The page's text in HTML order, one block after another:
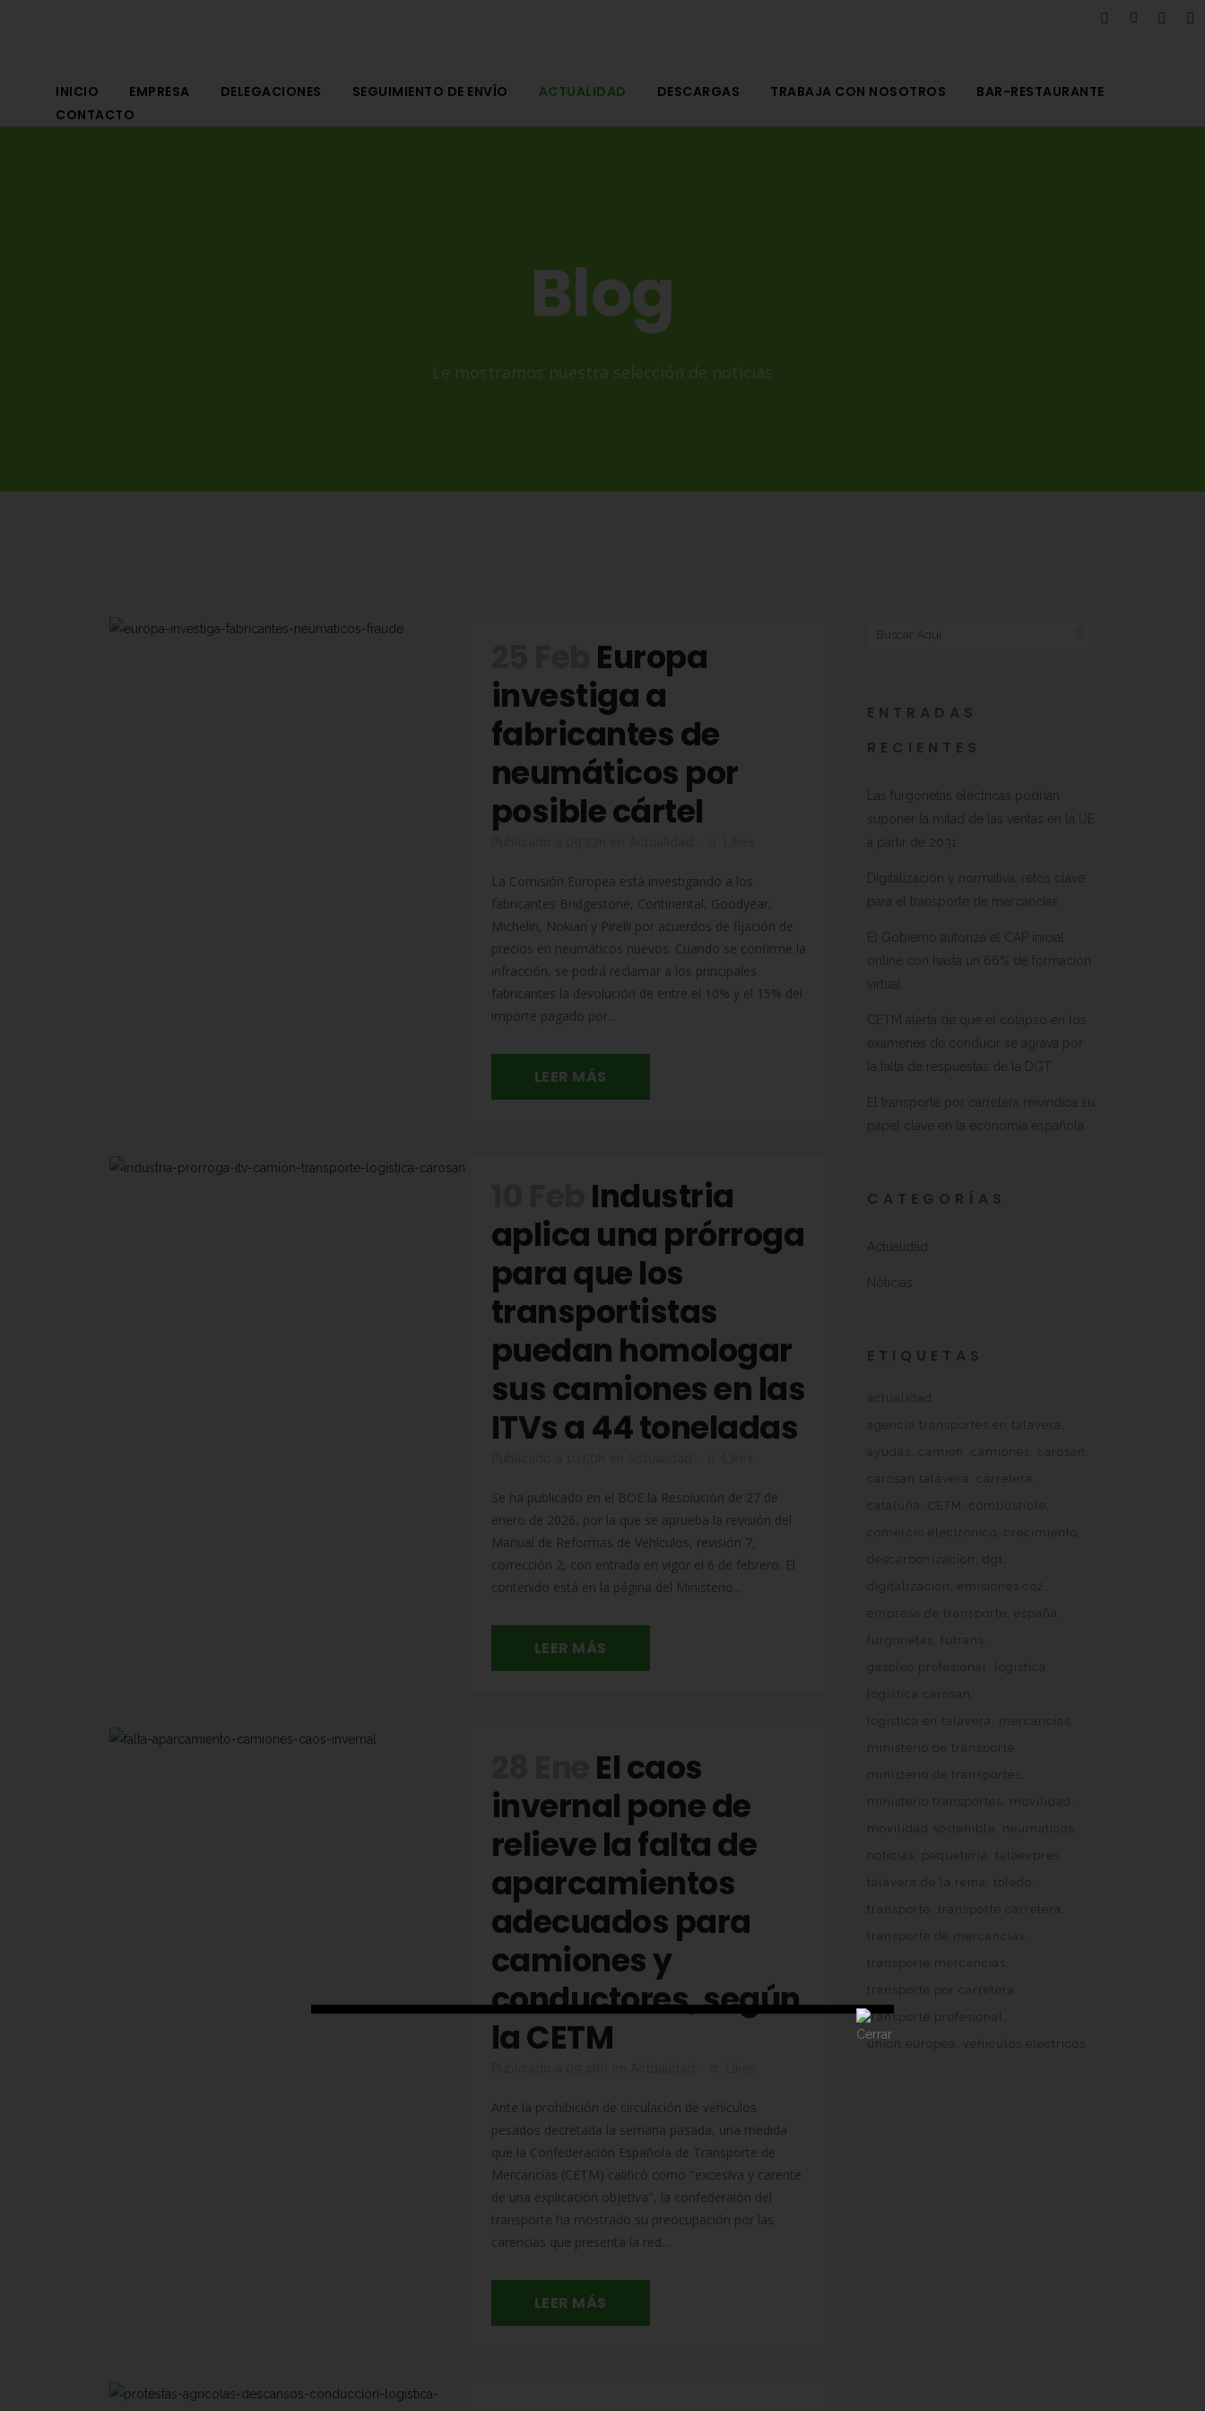
INICIO EMPRESA DELEGACIONES SEGUIMIENTO DE ENVÍO ACTUALIDAD DESCARGAS TRABAJA CON NOSOTROS
BAR-RESTAURANTE
CONTACTO
Blog
Le mostramos nuestra selección de noticias
Europa
investiga a
fabricantes de
neumáticos por
posible cártel
La Comisión Europea está investigando a los
fabricantes Bridgestone, Continental, Goodyear,
Michelin, Nokian y Pirelli por acuerdos de fijación de
precios en neumáticos nuevos. Cuando se confirme la
infracción, se podrá reclamar a los principales
fabricantes la devolución de entre el 10% y el 15% del
importe pagado por...
LEER MÁS
Industria
aplica una prórroga
para que los
transportistas
puedan homologar
sus camiones en las
ITVs a 44 toneladas
Se ha publicado en el BOE la Resolución de 27 de
enero de 2026, por la que se aprueba la revisión del
Manual de Reformas de Vehículos, revisión 7,
corrección 2, con entrada en vigor el 6 de febrero. El
contenido está en la página del Ministerio...
LEER MÁS
El caos
invernal pone de
relieve la falta de
aparcamientos
adecuados para
camiones y
conductores, según
la CETM
Ante la prohibición de circulación de vehículos
pesados decretada la semana pasada, una medida
que la Confederación Española de Transporte de
Mercancías (CETM) calificó como "excesiva y carente
de una explicación objetiva", la confederaión del
transporte ha mostrado su preocupación por las
carencias que presenta la red...
LEER MÁS
ENTRADAS
RECIENTES
Las furgonetas eléctricas podrían
suponer la mitad de las ventas en la UE
a partir de 2031
Digitalización y normativa: retos clave
para el transporte de mercancías
El Gobierno autoriza el CAP inicial
online con hasta un 66% de formación
virtual
CETM alerta de que el colapso en los
exámenes de conducir se agrava por
la falta de respuestas de la DGT
El transporte por carretera reivindica su
papel clave en la economía española
CATEGORÍAS
Actualidad
Noticias
ETIQUETAS
actualidad
agencia transportes en talavera
ayudas
camion camiones
carosan
carosan talavera
carretera
cataluña
CETM
combustible
comercio electronico
crecimiento
descarbonizacion
dgt
digitalizacion
emisiones co2
empresa de transporte
españa
furgonetas
futrans
gasoleo profesional
logistica
logistica carosan
logistica en talavera
mercancias
ministerio de transporte
ministerio de transportes
ministerio transportes
movilidad
movilidad sostenible
neumaticos
noticias
paqueteria
talaexpres
talavera de la reina
toledo
transporte
transporte carretera
transporte de mercancias
transporte mercancias
transporte por carretera
transporte profesional
union europea
vehiculos electricos